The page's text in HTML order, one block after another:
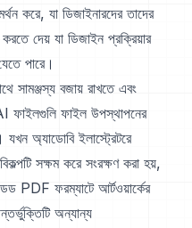
করে, যা ডিজাইনারদের তাদের
দেয় যা ডিজাইন প্রক্রিয়ার
পারে।
সামঞ্জস্য বজায় রাখতে এবং
AI ফাইলগুলি ফাইল উপস্থাপনের
অ্যাডোবি ইলাস্ট্রেটরে
সক্ষম করে সংরক্ষণ করা হয়,
PDF ফরম্যাটে আর্টওয়ার্কের
অন্যান্য